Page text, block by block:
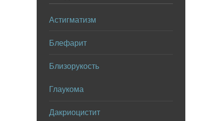
Астигматизм
Блефарит
Близорукость
Глаукома
Дакриоцистит